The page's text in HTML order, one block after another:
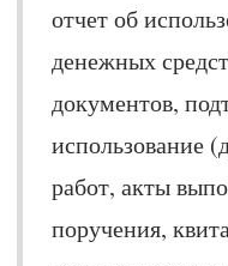
отчет об
денежных
документов,
использование
работ, акты
поручения,